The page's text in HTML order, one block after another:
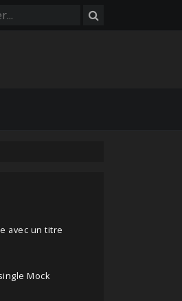
avec un titre
Mock